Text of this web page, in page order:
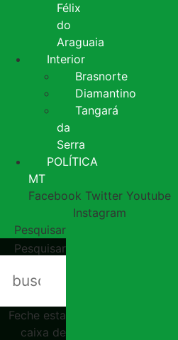
Félix
do
Araguaia
Interior
Brasnorte
Diamantino
Tangará
da
Serra
POLÍTICA
MT
Facebook Twitter Youtube
Instagram
Pesquisar
Pesquisar
Feche esta
caixa de